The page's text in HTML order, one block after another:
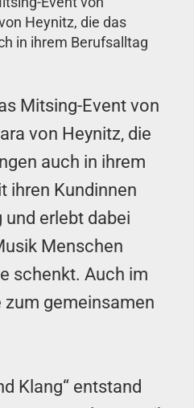
Heynitz, die das
in ihrem Berufsalltag
Mitsing-Event von
von Heynitz, die
auch in ihrem
ihren Kundinnen
erlebt dabei
Menschen
schenkt. Auch im
gemeinsamen
Klang“ entstand